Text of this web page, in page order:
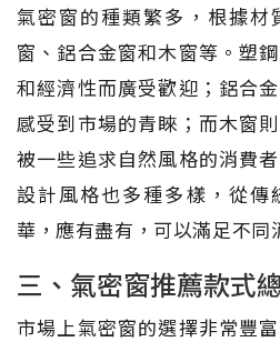
氣密窗的種類繁多，根據材
窗、鋁合金窗和木窗等。塑
和經濟性而廣受歡迎；鋁合
感受到市場的青睞；而木窗
被一些追求自然風格的消費
設計風格也多種多樣，從傳
華，應有盡有，可以滿足不同
三、氣密窗推薦款式
市場上氣密窗的選擇非常豐